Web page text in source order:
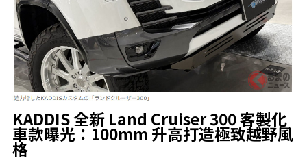
KADDIS 全新 Land Cruiser 300 客製化
車款曝光：100mm 升高打造極致越野風
格